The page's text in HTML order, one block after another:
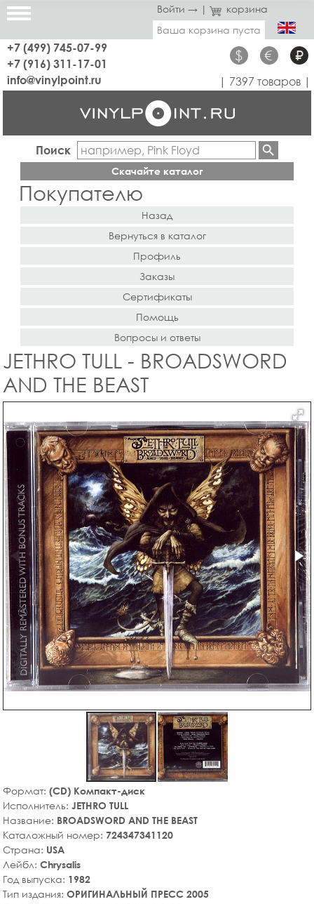
Войти → |
корзина
Ваша корзина пуста
+7 (499) 745-07-99
+7 (916) 311-17-01
$ € ₽
info@vinylpoint.ru | 7397 товаров |
Поиск
Скачайте каталог
Покупателю
Назад
Вернуться в каталог
Профиль
Заказы
Сертификаты
Помощь
Вопросы и ответы
JETHRO TULL - BROADSWORD
AND THE BEAST
Формат: (CD) Компакт-диск
Исполнитель: JETHRO TULL
Название: BROADSWORD AND THE BEAST
Каталожный номер: 724347341120
Страна: USA
Лейбл: Chrysalis
Год выпуска: 1982
Тип издания: ОРИГИНАЛЬНЫЙ ПРЕСС 2005